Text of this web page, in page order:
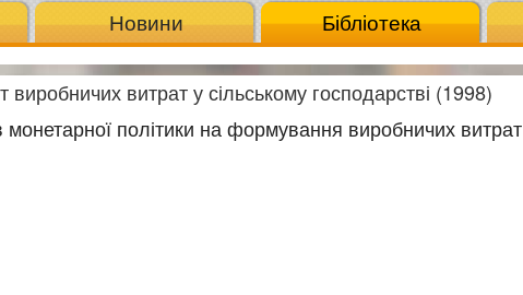
Новини Бібліотека
витрат у сільському господарстві (1998)
політики на формування виробничих витрат